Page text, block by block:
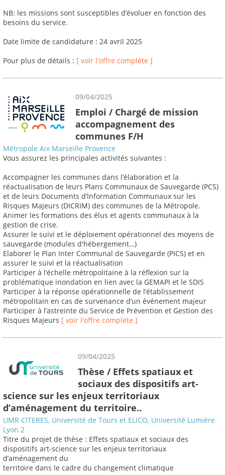
NB: les missions sont susceptibles d’évoluer en fonction des
besoins du service.
Date limite de candidature : 24 avril 2025
Pour plus de détails : [ voir l'offre complète ]
09/04/2025
Emploi / Chargé de mission
accompagnement des
communes F/H
Métropole Aix Marseille Provence
Vous assurez les principales activités suivantes :
Accompagner les communes dans l’élaboration et la
réactualisation de leurs Plans Communaux de Sauvegarde (PCS)
et de leurs Documents d’Information Communaux sur les
Risques Majeurs (DICRIM) des communes de la Métropole.
Animer les formations des élus et agents communaux à la
gestion de crise.
Assurer le suivi et le déploiement opérationnel des moyens de
sauvegarde (modules d'hébergement…)
Elaborer le Plan Inter Communal de Sauvegarde (PICS) et en
assurer le suivi et la réactualisation
Participer à l’échelle métropolitaine à la réflexion sur la
problématique inondation en lien avec la GEMAPI et le SDIS
Participer à la réponse opérationnelle de l’établissement
métropolitain en cas de survenance d’un événement majeur
Participer à l’astreinte du Service de Prévention et Gestion des
Risques Majeurs [ voir l'offre complète ]
09/04/2025
Thèse / Effets spatiaux et
sociaux des dispositifs art-
science sur les enjeux territoriaux
d’aménagement du territoire..
UMR CITERES, Université de Tours et ELICO, Université Lumière
Lyon 2
Titre du projet de thèse : Effets spatiaux et sociaux des
dispositifs art-science sur les enjeux territoriaux
d’aménagement du
territoire dans le cadre du changement climatique